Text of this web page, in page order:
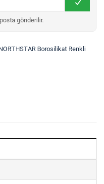
gönderilir.
Borosilikat Renkli